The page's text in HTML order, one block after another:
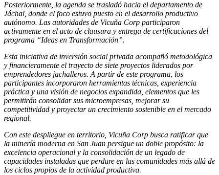
Posteriormente, la agenda se trasladó hacia el departamento de
Jáchal, donde el foco estuvo puesto en el desarrollo productivo
autónomo. Las autoridades de Vicuña Corp participaron
activamente en el acto de clausura y entrega de certificaciones del
programa “Ideas en Transformación”.
Esta iniciativa de inversión social privada acompañó metodológica
y financieramente el trayecto de siete proyectos liderados por
emprendedores jachalleros. A partir de este programa, los
participantes incorporaron herramientas técnicas, experiencia
práctica y una visión de negocios expandida, elementos que les
permitirán consolidar sus microempresas, mejorar su
competitividad y proyectar un crecimiento sostenible en el mercado
regional.
Con este despliegue en territorio, Vicuña Corp busca ratificar que
la minería moderna en San Juan persigue un doble propósito: la
excelencia operacional y la consolidación de un legado de
capacidades instaladas que perdure en las comunidades más allá de
los ciclos propios de la actividad productiva.